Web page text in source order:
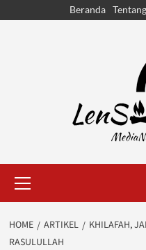
Beranda
Menu
HOME ARTIKEL
KHILAFAH,
RASULULLAH